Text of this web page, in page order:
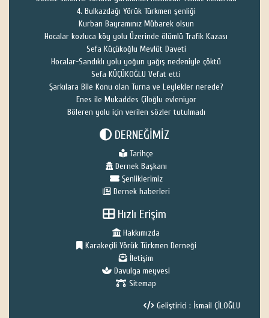
4. Bulkazdağı Yörük Türkmen şenliği
Kurban Bayramınız Mübarek olsun
Hocalar kozluca köy yolu Üzerinde ölümlü Trafik Kazası
Sefa Küçükoğlu Mevlüt Daveti
Hocalar-Sandıklı yolu yoğun yağış nedeniyle çöktü
Sefa KÜÇÜKOĞLU Vefat etti
Şarkılara Bile Konu olan Turna ve Leylekler nerede?
Enes ile Mukaddes Çiloğlu evleniyor
Böleren yolu için verilen sözler tutulmadı
DERNEĞİMİZ
Tarihçe
Dernek Başkanı
Şenliklerimiz
Dernek haberleri
Hızlı Erişim
Hakkımızda
Karakeçili Yörük Türkmen Derneği
İletişim
Davulga meyvesi
Sitemap
Geliştirici : İsmail ÇİLOĞLU